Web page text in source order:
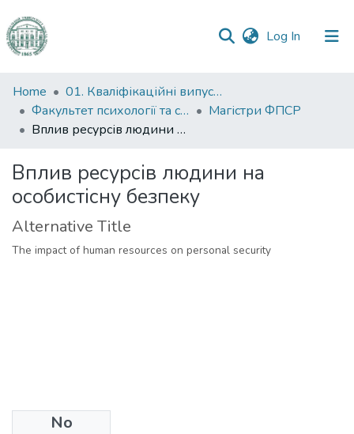
Log In (current)
Communities
&
Collections
Statistics
Home
01. Кваліфікаційні випускні роботи здобувачів вищої освіти
Факультет психології та соціальної роботи
Магістри ФПСР
Вплив ресурсів людини на особистісну безпеку
Вплив ресурсів людини на
особистісну безпеку
Alternative Title
The impact of human resources on personal security
No